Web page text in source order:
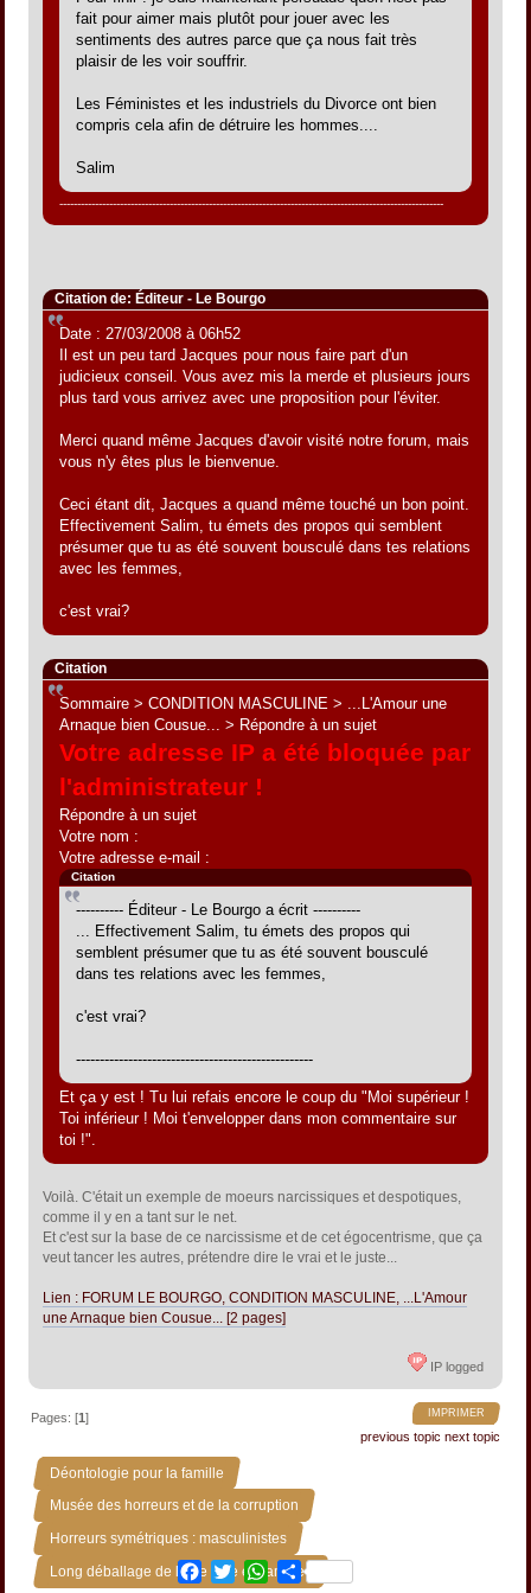
fait pour aimer mais plutôt pour jouer avec les
sentiments des autres parce que ça nous fait très
plaisir de les voir souffrir.
Les Féministes et les industriels du Divorce ont bien
compris cela afin de détruire les hommes....
Salim
------------------------------------------------------------------------------------------------------------
Citation de: Éditeur - Le Bourgo
Date : 27/03/2008 à 06h52
Il est un peu tard Jacques pour nous faire part d'un
judicieux conseil. Vous avez mis la merde et plusieurs jours
plus tard vous arrivez avec une proposition pour l'éviter.
Merci quand même Jacques d'avoir visité notre forum, mais
vous n'y êtes plus le bienvenue.
Ceci étant dit, Jacques a quand même touché un bon point.
Effectivement Salim, tu émets des propos qui semblent
présumer que tu as été souvent bousculé dans tes relations
avec les femmes,
c'est vrai?
Citation
Sommaire > CONDITION MASCULINE > ...L'Amour une
Arnaque bien Cousue... > Répondre à un sujet
Votre adresse IP a été bloquée par
l'administrateur !
Répondre à un sujet
Votre nom :
Votre adresse e-mail :
Citation
---------- Éditeur - Le Bourgo a écrit ----------
... Effectivement Salim, tu émets des propos qui
semblent présumer que tu as été souvent bousculé
dans tes relations avec les femmes,
c'est vrai?
--------------------------------------------------
Et ça y est ! Tu lui refais encore le coup du "Moi supérieur !
Toi inférieur ! Moi t'envelopper dans mon commentaire sur
toi !".
Voilà. C'était un exemple de moeurs narcissiques et despotiques,
comme il y en a tant sur le net.
Et c'est sur la base de ce narcissisme et de cet égocentrisme, que ça
veut tancer les autres, prétendre dire le vrai et le juste...
Lien : FORUM LE BOURGO, CONDITION MASCULINE, ...L'Amour
une Arnaque bien Cousue... [2 pages]
IP logged
IMPRIMER
Pages: [1]
previous topic next topic
Déontologie pour la famille »
Musée des horreurs et de la corruption »
Horreurs symétriques : masculinistes »
Long déballage de linge sale en famille :
Facebook
TwitterWhatsApp
Share